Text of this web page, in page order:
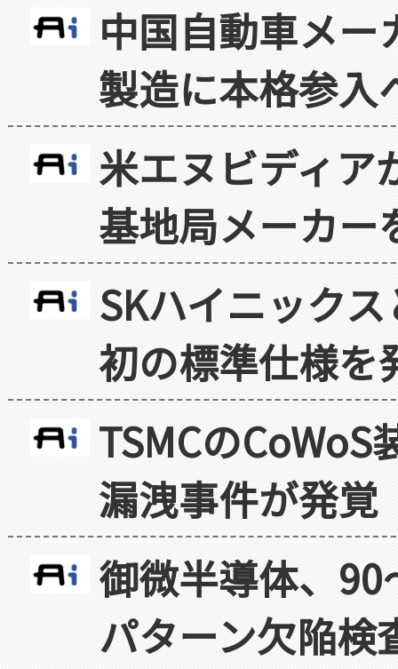
中国自動車メ
製造に本格参入
米エヌビディア
基地局メーカー
SKハイニック
初の標準仕様を
TSMCの
漏洩事件が発覚
御微半導体、
パターン欠陥検